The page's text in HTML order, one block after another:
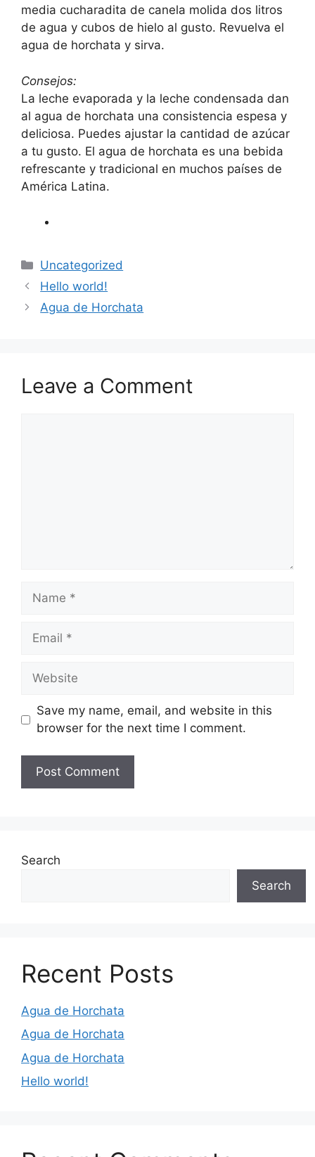
media cucharadita de canela molida dos litros
de agua y cubos de hielo al gusto. Revuelva el
agua de horchata y sirva.
Consejos:
La leche evaporada y la leche condensada dan
al agua de horchata una consistencia espesa y
deliciosa. Puedes ajustar la cantidad de azúcar
a tu gusto. El agua de horchata es una bebida
refrescante y tradicional en muchos países de
América Latina.
Categories
Uncategorized
Hello world!
Agua de Horchata
Leave a Comment
Name
Email
Website
Save my name, email, and website in this
browser for the next time I comment.
Search
Search
Recent Posts
Agua de Horchata
Agua de Horchata
Agua de Horchata
Hello world!